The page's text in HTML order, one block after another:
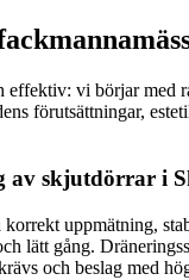
effektiv: vi börjar med
förutsättningar,
av skjutdörrar i
uppmätning,
lätt gång.
och beslag med